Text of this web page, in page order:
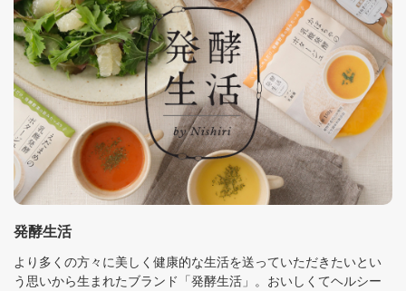
発酵生活
より多くの方々に美しく健康的な生活を送っていただきたいとい
う思いから生まれたブランド「発酵生活」。おいしくてヘルシー